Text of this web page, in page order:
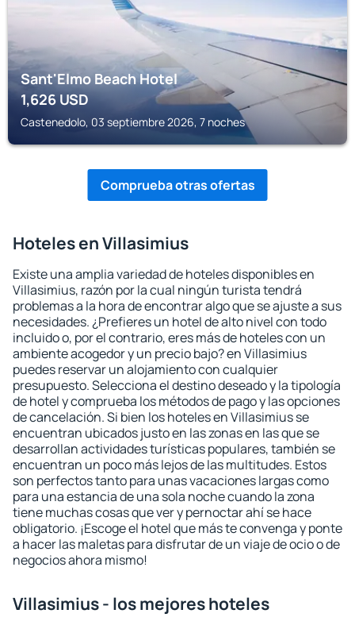
Sant'Elmo Beach Hotel
1,626USD
Castenedolo, 03 septiembre 2026, 7 noches
Comprueba otras ofertas
Hoteles en Villasimius
Existe una amplia variedad de hoteles disponibles en
Villasimius, razón por la cual ningún turista tendrá
problemas a la hora de encontrar algo que se ajuste a sus
necesidades. ¿Prefieres un hotel de alto nivel con todo
incluido o, por el contrario, eres más de hoteles con un
ambiente acogedor y un precio bajo? en Villasimius
puedes reservar un alojamiento con cualquier
presupuesto. Selecciona el destino deseado y la tipología
de hotel y comprueba los métodos de pago y las opciones
de cancelación. Si bien los hoteles en Villasimius se
encuentran ubicados justo en las zonas en las que se
desarrollan actividades turísticas populares, también se
encuentran un poco más lejos de las multitudes. Estos
son perfectos tanto para unas vacaciones largas como
para una estancia de una sola noche cuando la zona
tiene muchas cosas que ver y pernoctar ahí se hace
obligatorio. ¡Escoge el hotel que más te convenga y ponte
a hacer las maletas para disfrutar de un viaje de ocio o de
negocios ahora mismo!
Villasimius - los mejores hoteles